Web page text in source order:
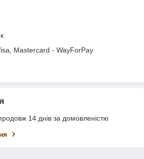
Mastercard - WayForPay
14 днів за домовленістю